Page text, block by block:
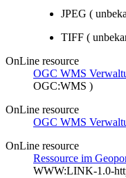
JPEG (
TIFF (
OnLine resource
OGC WMS
OGC:WMS )
OnLine resource
OGC WMS
OnLine resource
Ressource im
WWW:LINK-1.0-